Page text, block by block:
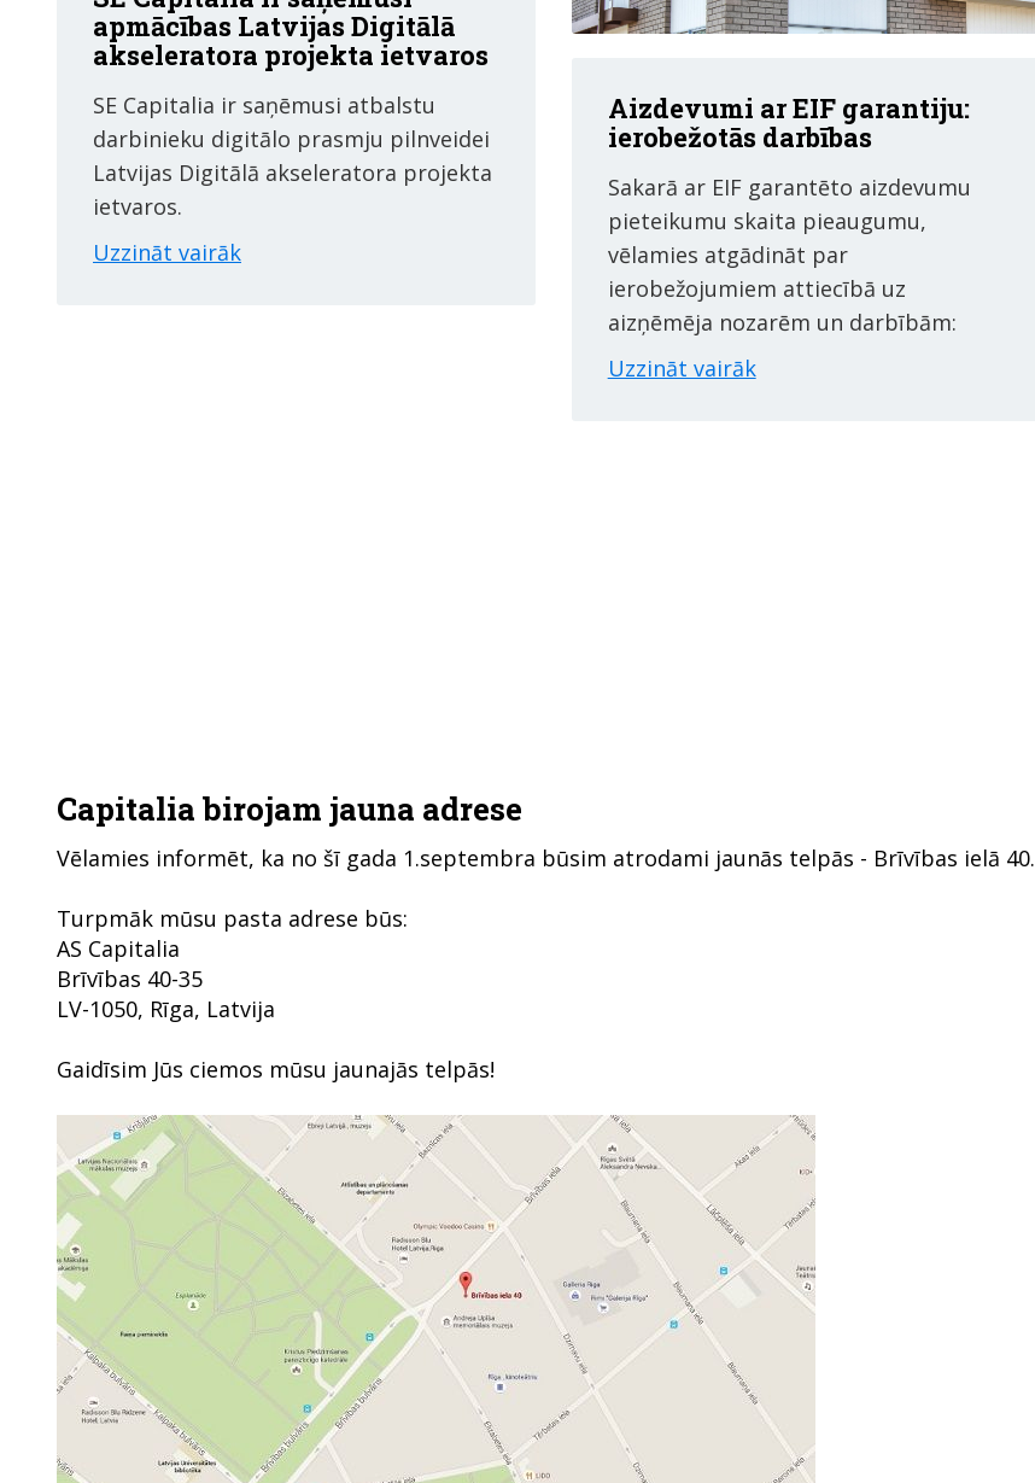
apmācības Latvijas Digitālā
akseleratora projekta ietvaros
SE Capitalia ir saņēmusi atbalstu
darbinieku digitālo prasmju pilnveidei
Latvijas Digitālā akseleratora projekta
ietvaros.
Uzzināt vairāk
Aizdevumi ar EIF garantiju:
ierobežotās darbības
Sakarā ar EIF garantēto aizdevumu
pieteikumu skaita pieaugumu,
vēlamies atgādināt par
ierobežojumiem attiecībā uz
aizņēmēja nozarēm un darbībām:
Uzzināt vairāk
Capitalia birojam jauna adrese
Vēlamies informēt, ka no šī gada 1.septembra būsim atrodami jaunās telpās - Brīvības ielā 40.
Turpmāk mūsu pasta adrese būs:
AS Capitalia
Brīvības 40-35
LV-1050, Rīga, Latvija
Gaidīsim Jūs ciemos mūsu jaunajās telpās!